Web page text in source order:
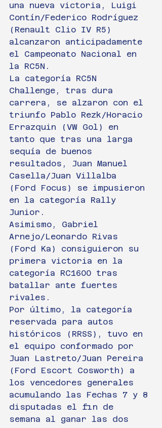
una nueva victoria, Luigi
Contín/Federico Rodríguez
(Renault Clio IV R5)
alcanzaron anticipadamente
el Campeonato Nacional en
la RC5N.
La categoría RC5N
Challenge, tras dura
carrera, se alzaron con el
triunfo Pablo Rezk/Horacio
Errazquin (VW Gol) en
tanto que tras una larga
sequía de buenos
resultados, Juan Manuel
Casella/Juan Villalba
(Ford Focus) se impusieron
en la categoría Rally
Junior.
Asimismo, Gabriel
Arnejo/Leonardo Rivas
(Ford Ka) consiguieron su
primera victoria en la
categoría RC1600 tras
batallar ante fuertes
rivales.
Por último, la categoría
reservada para autos
históricos (RRSS), tuvo en
el equipo conformado por
Juan Lastreto/Juan Pereira
(Ford Escort Cosworth) a
los vencedores generales
acumulando las Fechas 7 y 8
disputadas el fin de
semana al ganar las dos